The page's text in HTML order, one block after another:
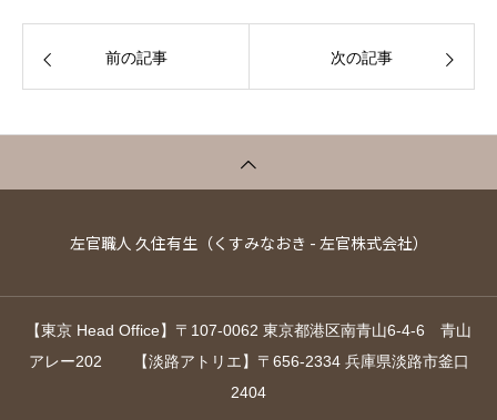
前の記事 次の記事
左官職人 久住有生（くすみなおき - 左官株式会社）
【東京 Head Office】〒107-0062 東京都港区南青山6-4-6 青山
アレー202 【淡路アトリエ】〒656-2334 兵庫県淡路市釜口
2404